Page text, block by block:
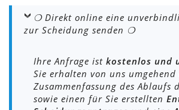
❍ Direkt online eine
zur Scheidung senden ❍
Ihre Anfrage ist kostenlos und
Sie erhalten von uns umgehend
Zusammenfassung des Ablaufs
sowie einen für Sie erstellten